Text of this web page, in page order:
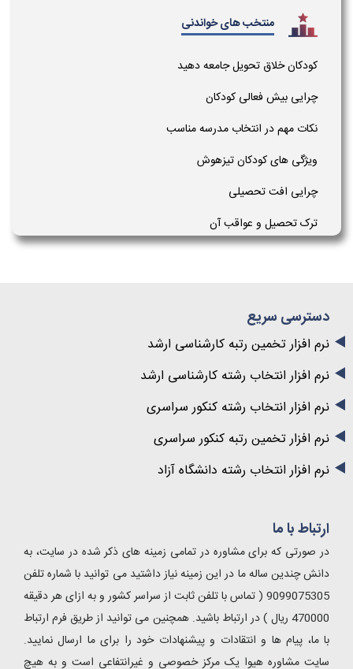
منتخب های خواندنی
کودکان خلاق تحویل جامعه دهید
چرایی بیش فعالی کودکان
نکات مهم در انتخاب مدرسه مناسب
ویژگی های کودکان تیزهوش
چرایی افت تحصیلی
ترک تحصیل و عواقب آن
دسترسی سریع
نرم افزار تخمین رتبه کارشناسی ارشد
نرم افزار انتخاب رشته کارشناسی ارشد
نرم افزار انتخاب رشته کنکور سراسری
نرم افزار تخمین رتبه کنکور سراسری
نرم افزار انتخاب رشته دانشگاه آزاد
ارتباط با ما
در صورتی که برای مشاوره در تمامی زمینه های ذکر شده در سایت، به
دانش چندین ساله ما در این زمینه نیاز داشتید می توانید با شماره تلفن
9099075305 ( تماس با تلفن ثابت از سراسر کشور و به ازای هر دقیقه
470000 ریال ) در ارتباط باشید. همچنین می توانید از طریق فرم ارتباط
با ما، پیام ها و انتقادات و پیشنهادات خود را برای ما ارسال نمایید.
سایت مشاوره هیوا یک مرکز خصوصی و غیرانتفاعی است و به هیچ